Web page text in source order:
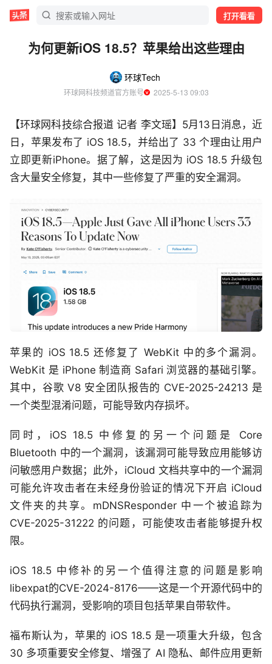
打开看看
为何更新iOS 18.5？苹果给出这些理由
环球Tech
环球网科技频道官方账号
  2025-5-13 09:03
【环球网科技综合报道 记者 李文瑶】5月13日消息，近
日，苹果发布了 iOS 18.5，并给出了 33 个理由让用户
立即更新iPhone。据了解，这是因为 iOS 18.5 升级包
含大量安全修复，其中一些修复了严重的安全漏洞。
苹果的 iOS 18.5 还修复了 WebKit 中的多个漏洞。
WebKit 是 iPhone 制造商 Safari 浏览器的基础引擎。
其中，谷歌 V8 安全团队报告的 CVE-2025-24213 是
一个类型混淆问题，可能导致内存损坏。
同时，iOS 18.5 中修复的另一个问题是 Core
Bluetooth 中的一个漏洞，该漏洞可能导致应用能够访
问敏感用户数据；此外，iCloud 文档共享中的一个漏洞
可能允许攻击者在未经身份验证的情况下开启 iCloud
文件夹的共享。mDNSResponder 中一个被追踪为
CVE-2025-31222 的问题，可能使攻击者能够提升权
限。
iOS 18.5 中修补的另一个值得注意的问题是影响
libexpat的CVE-2024-8176——这是一个开源代码中的
代码执行漏洞，受影响的项目包括苹果自带软件。
福布斯认为，苹果的 iOS 18.5 是一项重大升级，包含
30 多项重要安全修复、增强了 AI 隐私、邮件应用更新